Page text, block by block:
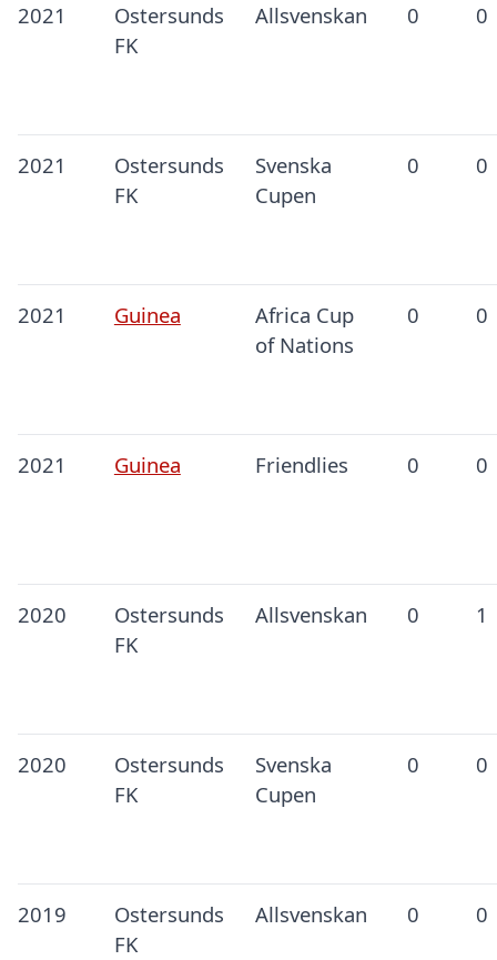
2021
Ostersunds
FK
Allsvenskan 0 0
2021
Ostersunds
FK
Svenska
Cupen
0 0
2021 Guinea
Africa Cup
of Nations
0 0
2021 Guinea Friendlies 0 0
2020
Ostersunds
FK
Allsvenskan 0 1
2020
Ostersunds
FK
Svenska
Cupen
0 0
2019
Ostersunds
FK
Allsvenskan 0 0